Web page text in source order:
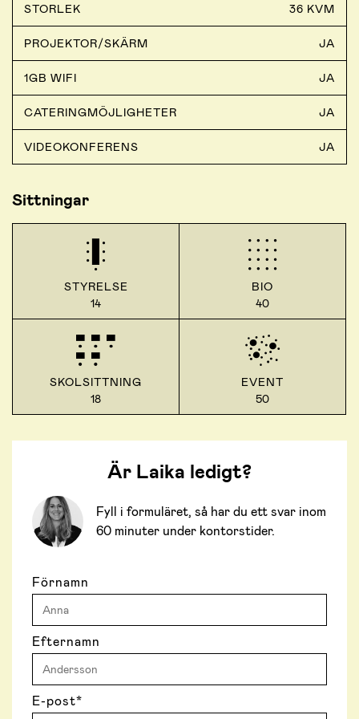
Är Laika ledigt?
Fyll i formuläret, så har du ett svar inom
60 minuter under kontorstider.
Förnamn
Efternamn
E-post*
STORLEK 36 KVM
PROJEKTOR/SKÄRM JA
1GB WIFI JA
CATERINGMÖJLIGHETER JA
VIDEOKONFERENS JA
Sittningar
STYRELSE
14
BIO
40
SKOLSITTNING
18
EVENT
50